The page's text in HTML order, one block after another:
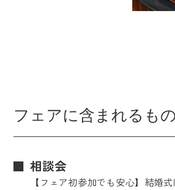
フェアに含まれるも
相談会
【フェア初参加でも安心】結婚